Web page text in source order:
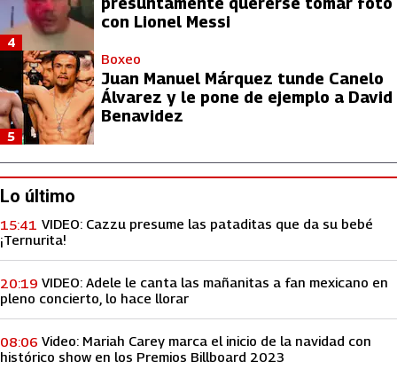
con Lionel Messi
4
Boxeo
Juan Manuel Márquez tunde Canelo
Álvarez y le pone de ejemplo a David
Benavidez
5
Lo último
VIDEO: Cazzu presume las pataditas que da su bebé
¡Ternurita!
15:41
VIDEO: Adele le canta las mañanitas a fan mexicano en
pleno concierto, lo hace llorar
20:19
Video: Mariah Carey marca el inicio de la navidad con
histórico show en los Premios Billboard 2023
08:06